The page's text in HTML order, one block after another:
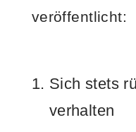
veröffentlicht:
Sich stets
verhalten